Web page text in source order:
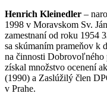
Henrich Kleinedler –
1998 v Moravskom Sv.
zamestnaní od roku 1954
sa skúmaním prameňov k
na činnosti Dobrovoľného
získal množstvo ocenení
(1990) a Zaslúžilý člen
v Prahe.